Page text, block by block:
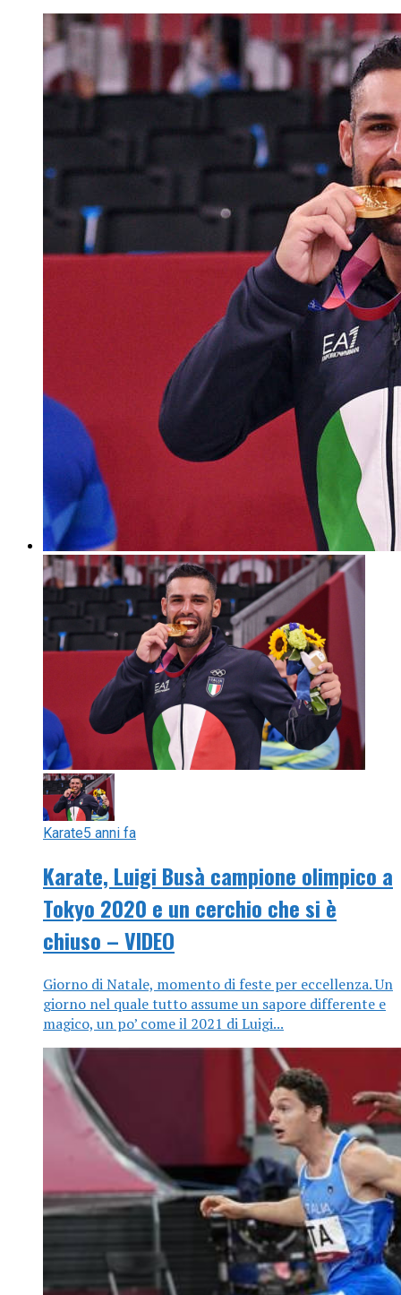
Karate5 anni fa
Karate, Luigi Busà campione olimpico a
Tokyo 2020 e un cerchio che si è
chiuso – VIDEO
Giorno di Natale, momento di feste per eccellenza. Un
giorno nel quale tutto assume un sapore differente e
magico, un po’ come il 2021 di Luigi...